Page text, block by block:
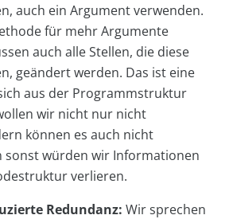
auch ein Argument verwenden.
für mehr Argumente
auch alle Stellen, die diese
geändert werden. Das ist eine
aus der Programmstruktur
wir nicht nur nicht
können es auch nicht
sonst würden wir Informationen
verlieren.
Redundanz: Wir sprechen